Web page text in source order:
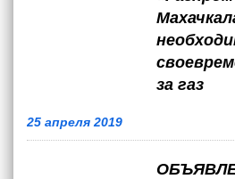
за газ
25 апреля 2019